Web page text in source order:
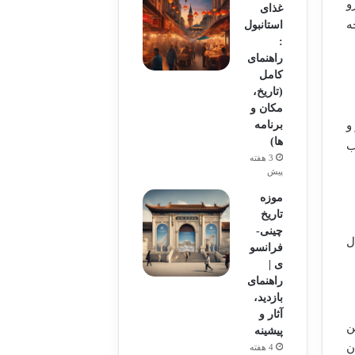
غذای
استانبول
:
راهنمای
کامل
(تاریخ،
مکان و
برنامه
ها)
3 هفته
پیش
موزه
تاریخ
چینی-
فرانسو
ی |
راهنمای
بازدید،
آثار و
پیشینه
4 هفته